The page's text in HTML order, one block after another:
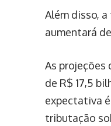
Além disso,
aumentará
As projeções
de R$ 17,5
expectativa é
tributação